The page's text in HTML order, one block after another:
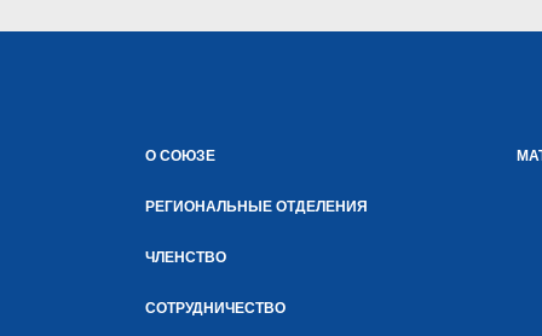
О СОЮЗЕ
РЕГИОНАЛЬНЫЕ ОТДЕЛЕНИЯ
ЧЛЕНСТВО
СОТРУДНИЧЕСТВО